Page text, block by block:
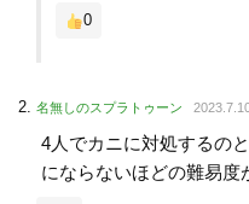
0
名無しのスプラトゥーン
4人でカニに対処するの
にならないほどの難易度